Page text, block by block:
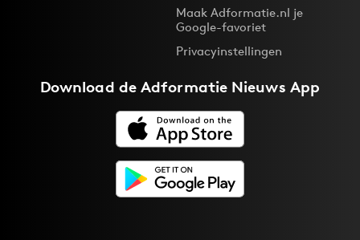
Maak Adformatie.nl je
Google-favoriet
Privacyinstellingen
Download deAdformatie Nieuws App